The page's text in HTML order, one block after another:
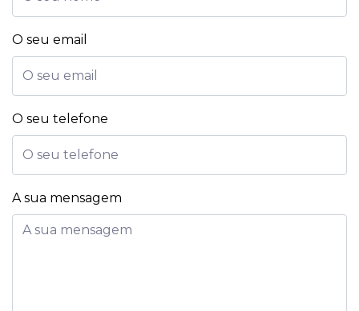
O seu email
O seu telefone
A sua mensagem